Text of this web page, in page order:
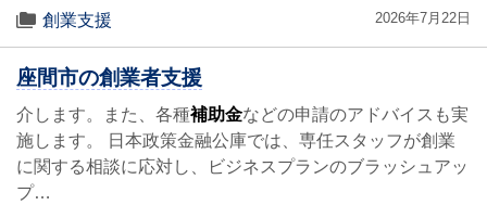
創業支援
2026年7月22日
座間市の創業者支援
介します。また、各種補助金などの申請のアドバイスも実
施します。 日本政策金融公庫では、専任スタッフが創業
に関する相談に応対し、ビジネスプランのブラッシュアッ
プ…